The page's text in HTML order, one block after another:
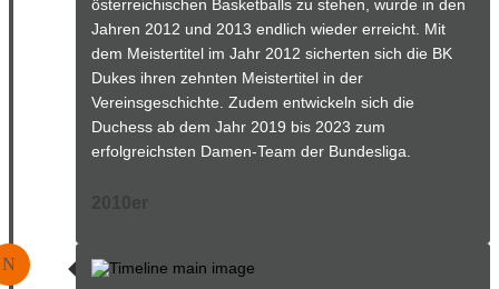
österreichischen Basketballs zu stehen, wurde in den
Jahren 2012 und 2013 endlich wieder erreicht. Mit
dem Meistertitel im Jahr 2012 sicherten sich die BK
Dukes ihren zehnten Meistertitel in der
Vereinsgeschichte. Zudem entwickeln sich die
Duchess ab dem Jahr 2019 bis 2023 zum
erfolgreichsten Damen-Team der Bundesliga.
N